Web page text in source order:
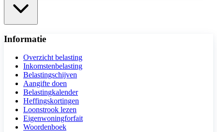
Informatie
Overzicht belasting
Inkomstenbelasting
Belastingschijven
Aangifte doen
Belastingkalender
Heffingskortingen
Loonstrook lezen
Eigenwoningforfait
Woordenboek